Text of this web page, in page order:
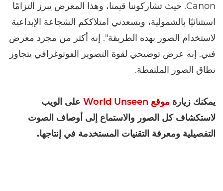
Canon. حيث تشاركوننا قيمنا، وهذا المعرض يبرز التزامًا
استثنائيًا بالشمولية، ويسعدني امتلاككم الشجاعة الإبداعية
لاستخدام الصور بهذه الطريقة". إنه أكثر من مجرد معرض
فني. إنه عرض توضيحي لقوة التصوير الفوتوغرافي يتجاوز
نطاق الصور الملتقطة.
يمكنك زيارة موقع World Unseen
على الويب
لاستكشاف كل الصور والاستماع إلى أوصاف الصوت
التفصيلية ومعرفة التقنيات المستخدمة في إنتاجها.